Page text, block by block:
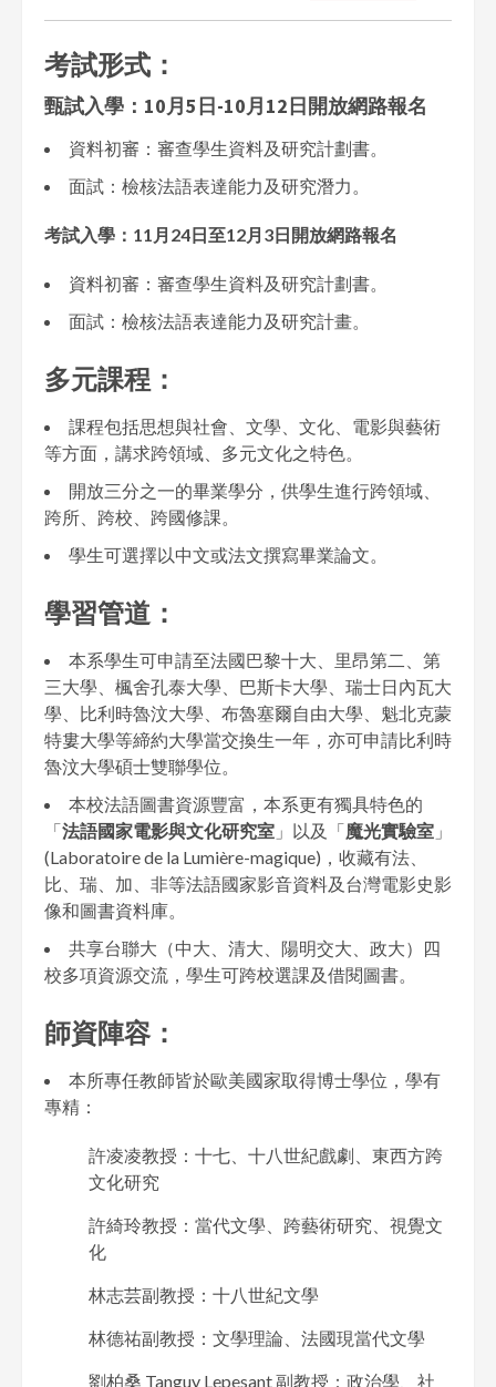
考試形式：
甄試入學：10月5日-10月12日開放網路報名
資料初審：審查學生資料及研究計劃書。
面試：檢核法語表達能力及研究潛力。
考試入學： 11 月24日至12月3日開放網路報名
資料初審：審查學生資料及研究計劃書。
面試：檢核法語表達能力及研究計畫。
多元課程：
課程包括思想與社會、文學、文化、電影與藝術
等方面，講求跨領域、多元文化之特色。
開放三分之一的畢業學分，供學生進行跨領域、
跨所、跨校、跨國修課。
學生可選擇以中文或法文撰寫畢業論文。
學習管道：
本系學生可申請至法國巴黎十大、里昂第二、第
三大學、楓舍孔泰大學、巴斯卡大學、瑞士日內瓦大
學、比利時魯汶大學、布魯塞爾自由大學、魁北克蒙
特婁大學等締約大學當交換生一年，亦可申請比利時
魯汶大學碩士雙聯學位。
本校法語圖書資源豐富，本系更有獨具特色的
「法語國家電影與文化研究室 」以及「魔光實驗室 」
(Laboratoire de la Lumière-magique)，收藏有法、
比、瑞、加、非等法語國家影音資料及台灣電影史影
像和圖書資料庫。
共享台聯大（中大、清大、陽明交大、政大）四
校多項資源交流，學生可跨校選課及借閱圖書。
師資陣容：
本所專任教師皆於歐美國家取得博士學位，學有
專精：
許凌凌教授：十七、十八世紀戲劇、東西方跨
文化研究
許綺玲教授：當代文學、跨藝術研究、視覺文
化
林志芸副教授：十八世紀文學
林德祐副教授：文學理論、法國現當代文學
劉柏桑 Tanguy Lepesant 副教授：政治學、社